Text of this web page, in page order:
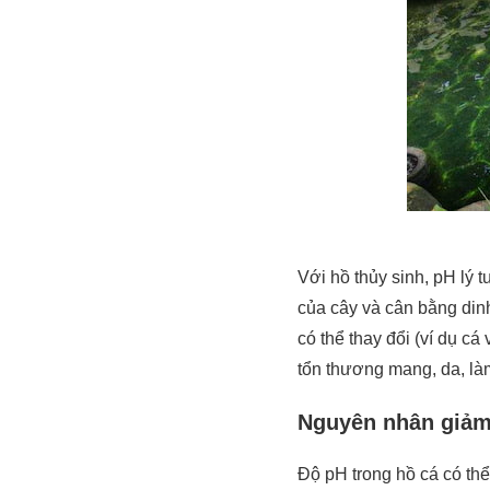
Với hồ thủy sinh, pH lý
của cây và cân bằng
có thể thay đổi (ví dụ cá
tổn thương mang, da,
Nguyên nhân
Độ pH trong hồ cá có